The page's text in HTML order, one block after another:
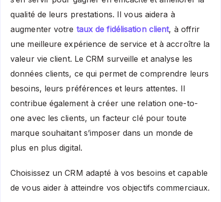
qualité de leurs prestations. Il vous aidera à
augmenter votre taux de fidélisation client, à offrir
une meilleure expérience de service et à accroître la
valeur vie client. Le CRM surveille et analyse les
données clients, ce qui permet de comprendre leurs
besoins, leurs préférences et leurs attentes. Il
contribue également à créer une relation one-to-
one avec les clients, un facteur clé pour toute
marque souhaitant s’imposer dans un monde de
plus en plus digital.
Choisissez un CRM adapté à vos besoins et capable
de vous aider à atteindre vos objectifs commerciaux.